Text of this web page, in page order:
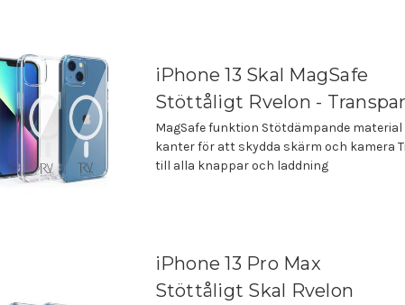
iPhone 13 Skal MagSafe
Stöttåligt Rvelon -
MagSafe funktion Stötdämpande material
kanter för att skydda skärm och kamera
till alla knappar och laddning
iPhone 13 Pro Max
Stöttåligt Skal Rvelon